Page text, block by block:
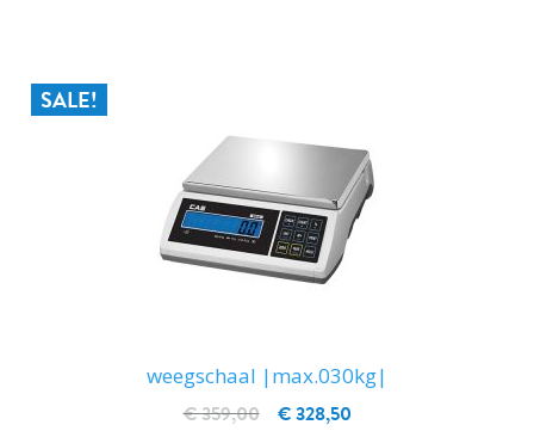
SALE!
weegschaal |max.030kg|
€ 328,50
€ 359,00